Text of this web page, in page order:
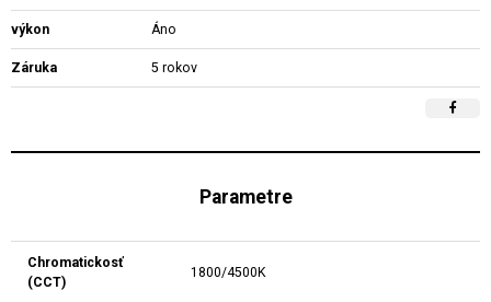
výkon Áno
Záruka 5 rokov
Parametre
Chromatickosť
(CCT)
1800/4500K